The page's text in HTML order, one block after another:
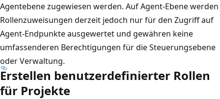
Agentebene zugewiesen werden. Auf Agent-Ebene werden
Rollenzuweisungen derzeit jedoch nur für den Zugriff auf
Agent-Endpunkte ausgewertet und gewähren keine
umfassenderen Berechtigungen für die Steuerungsebene
oder Verwaltung.
Erstellen benutzerdefinierter Rollen
für Projekte